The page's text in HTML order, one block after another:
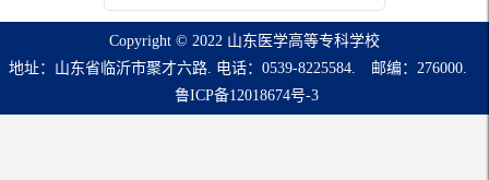
Copyright © 2022 山东医学高等专科学校
地址：山东省临沂市聚才六路. 电话：0539-8225584. 邮编：276000.
鲁ICP备12018674号-3